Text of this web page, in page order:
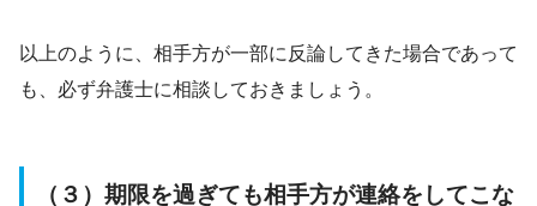
以上のように、相手方が一部に反論してきた場合であって
も、必ず弁護士に相談しておきましょう。
（３）期限を過ぎても相手方が連絡をしてこな